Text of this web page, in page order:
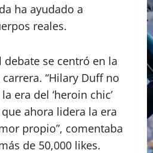
ha ayudado a
reales.
debate se centró en la
“Hilary Duff no
era del ‘heroin chic’
ahora lidera la era
propio”, comentaba
de 50,000 likes.